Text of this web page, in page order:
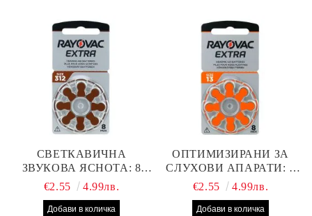
СВЕТКАВИЧНА
ЗВУКОВА ЯСНОТА: 8
БРОЯ RAYOVAC EXTRA
СЛУХОВ АПАРАТ С
€2.55 4.99лв.
ОПТИМИЗИРАНИ ЗА
СЛУХОВИ АПАРАТИ: 8
БРОЯ RAYOVAC EXTRA
ПРОИЗВОДИТЕЛНОСТ
€2.55 4.99лв.